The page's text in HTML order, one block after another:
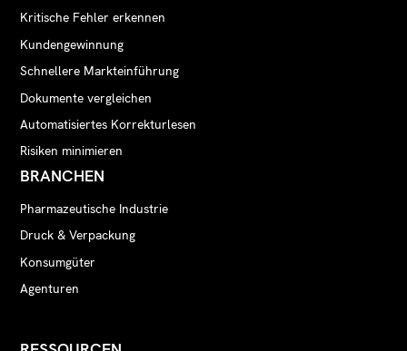
Kritische Fehler erkennen
Kundengewinnung
Schnellere Markteinführung
Dokumente vergleichen
Automatisiertes Korrekturlesen
Risiken minimieren
BRANCHEN
Pharmazeutische Industrie
Druck & Verpackung
Konsumgüter
Agenturen